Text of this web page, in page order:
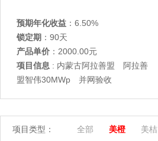
预期年化收益 ：6.50%
锁定期 ：90天
产品单价 ：2000.00元
项目信息 : 内蒙古阿拉善盟 阿拉善
盟智伟30MWp 并网验收
项目类型： 全部 美橙 美桔